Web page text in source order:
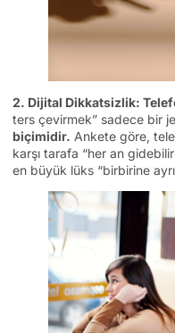
2. Dijital Dikkatsizlik:
ters çevirmek” sadece bir
biçimidir. Ankete göre,
karşı tarafa “her an
en büyük lüks “birbirine